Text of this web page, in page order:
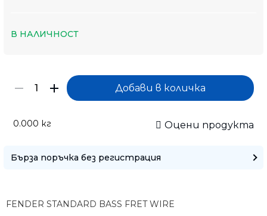
В НАЛИЧНОСТ
0.000 кг Оцени продукта
Бърза поръчка без регистрация
FENDER STANDARD BASS FRET WIRE